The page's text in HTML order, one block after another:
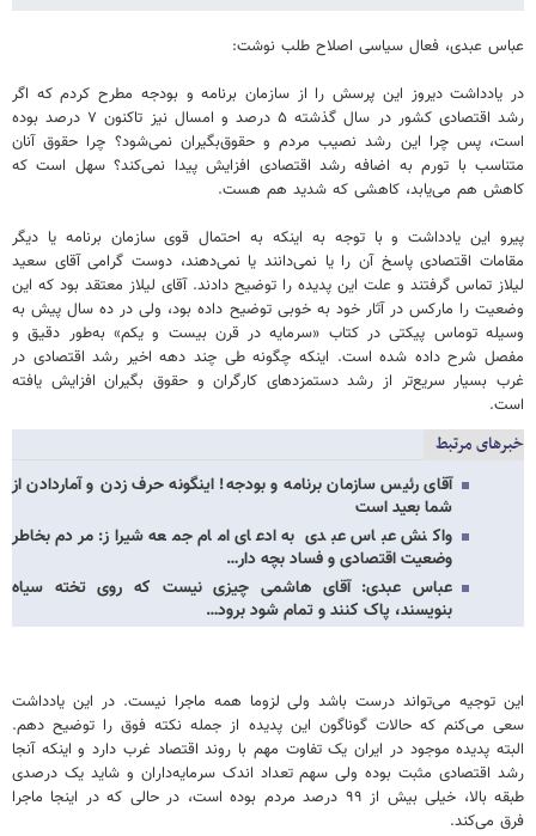
عباس عبدی، فعال سیاسی اصلاح طلب نوشت:
در یادداشت دیروز این پرسش را از سازمان برنامه و بودجه مطرح کردم که اگر
رشد اقتصادی کشور در سال گذشته ۵ درصد و امسال نیز تاکنون ۷ درصد بوده
است، پس چرا این رشد نصیب مردم و حقوق‌بگیران نمی‌شود؟ چرا حقوق آنان
متناسب با تورم به اضافه رشد اقتصادی افزایش پیدا نمی‌کند؟ سهل است که
کاهش هم می‌یابد، کاهشی که شدید هم هست.
پیرو این یادداشت و با توجه به اینکه به احتمال قوی سازمان برنامه یا دیگر
مقامات اقتصادی پاسخ آن را یا نمی‌دانند یا نمی‌دهند، دوست گرامی آقای سعید
لیلاز تماس گرفتند و علت این پدیده را توضیح دادند. آقای لیلاز معتقد بود که این
وضعیت را مارکس در آثار خود به خوبی توضیح داده بود، ولی در ده سال پیش به
وسیله توماس پیکتی در کتاب «سرمایه در قرن بیست و یکم» به‌طور دقیق و
مفصل شرح داده شده است. اینکه چگونه طی چند دهه اخیر رشد اقتصادی در
غرب بسیار سریع‌تر از رشد دستمزدهای کارگران و حقوق‌ بگیران افزایش یافته
است.
خبرهای مرتبط
آقای رئیس سازمان برنامه و بودجه! اینگونه حرف زدن و آماردادن از
شما بعید است
واکنش عباس عبدی به ادعای امام جمعه شیراز: مردم بخاطر
وضعیت اقتصادی و فساد بچه دار…
عباس عبدی: آقای هاشمی چیزی نیست که روی تخته سیاه
بنویسند، پاک کنند و تمام شود برود…
این توجیه می‌تواند درست باشد ولی لزوما همه ماجرا نیست. در این یادداشت
سعی می‌کنم که حالات گوناگون این پدیده از جمله نکته فوق را توضیح دهم.
البته پدیده موجود در ایران یک تفاوت مهم با روند اقتصاد غرب دارد و اینکه آنجا
رشد اقتصادی مثبت بوده ولی سهم تعداد اندک سرمایه‌داران و شاید یک درصدی
طبقه بالا، خیلی بیش از ۹۹ درصد مردم بوده است، در حالی که در اینجا ماجرا
فرق می‌کند.